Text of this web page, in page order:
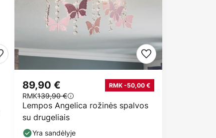
Lempos Angelica rožinės spalvos
su drugeliais
89,90 € RMK -50,00 €
RMK139,90 €
Yra sandėlyje